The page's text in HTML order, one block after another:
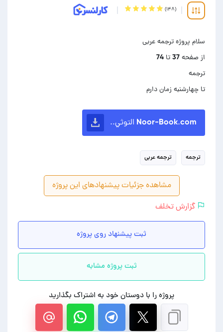
(۱۴۸)
تا چهارشنبه زمان دارم
Noor-Book.com التوثي..
ترجمه ترجمه عربی
مشاهده جزئیات پیشنهادهای این پروژه
گزارش تخلف
ثبت پیشنهاد روی پروژه
ثبت پروژه مشابه
پروژه را با دوستان خود به اشتراک بگذارید